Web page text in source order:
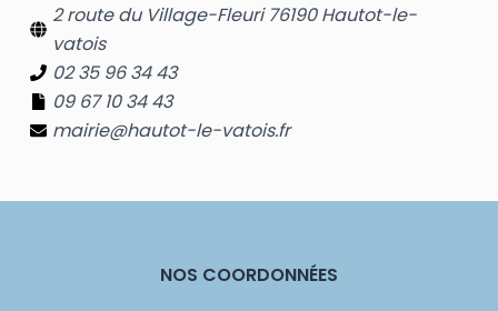
2 route du Village-Fleuri 76190 Hautot-le-
vatois
02 35 96 34 43
09 67 10 34 43
mairie@hautot-le-vatois.fr
NOS COORDONNÉES